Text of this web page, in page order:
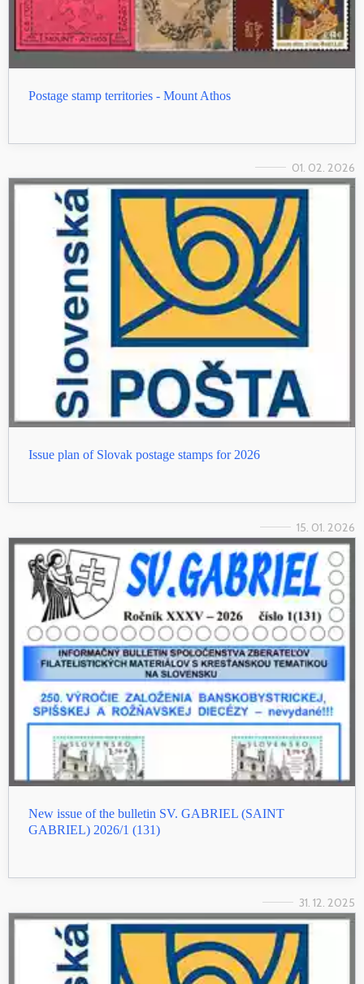
Postage stamp territories - Mount Athos
01. 02. 2026
Issue plan of Slovak postage stamps for 2026
15. 01. 2026
New issue of the bulletin SV. GABRIEL (SAINT
GABRIEL) 2026/1 (131)
31. 12. 2025